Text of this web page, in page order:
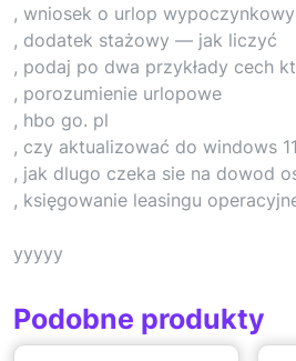
, wniosek o urlop
, dodatek stażowy — jak liczyć
, podaj po dwa przykłady cech
, porozumienie urlopowe
, hbo go. pl
, czy aktualizować do windows 11
, jak dlugo czeka sie na dowod
, księgowanie leasingu
yyyyy
Podobne produkty